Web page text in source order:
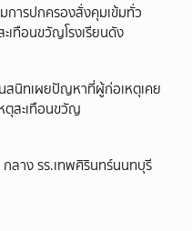
การปกครองสั่งคุมเข้มทั่ว
ะเทือนขวัญโรงเรียนดัง
สนิทเผยปัญหาที่ผู้ก่อเหตุเคย
ตุสะเทือนขวัญ
กลาง รร.เทพศิรินทร์นนทบุรี